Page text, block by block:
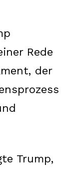
Rede
der
Trump,